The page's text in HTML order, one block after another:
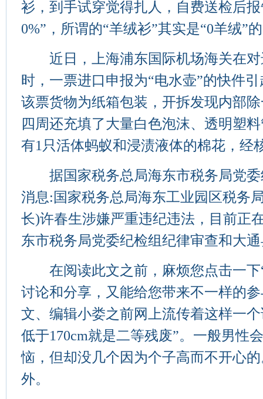
衫，到手试穿觉得扎人，自费送检后
0%”，所谓的“羊绒衫”其实是“0羊绒”
近日，上海浦东国际机场海关在对
时，一票进口申报为“电水壶”的快件
该票货物为纸箱包装，开拆发现内部
四周还充填了大量白色泡沫、透明塑
有1只活体蚂蚁和浸渍液体的棉花，经
据国家税务总局海东市税务局党委
消息:国家税务总局海东工业园区税务
长)许春生涉嫌严重违纪违法，目前正
东市税务局党委纪检组纪律审查和大
在阅读此文之前，麻烦您点击一下
讨论和分享，又能给您带来不一样的
文、编辑小娄之前网上流传着这样一
低于170cm就是二等残废”。一般男性
恼，但却没几个因为个子高而不开心
外。